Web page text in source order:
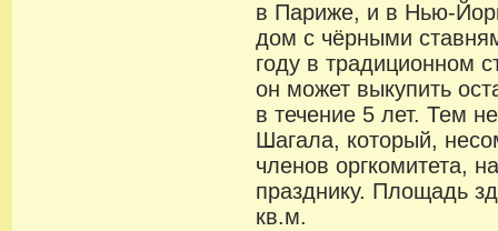
в Париже, и в Нью-
дом с чёрными
году в традиционном
он может выкупить
в течение 5 лет. Тем
Шагала, который,
членов оргкомитета,
празднику. Площадь
кв.м.